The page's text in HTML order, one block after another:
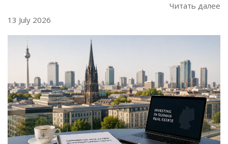
Читать далее
13 July 2026